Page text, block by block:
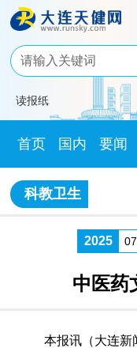
读报纸
首页 国内 要闻
科教卫生
2025
中医药
本报讯（大连新